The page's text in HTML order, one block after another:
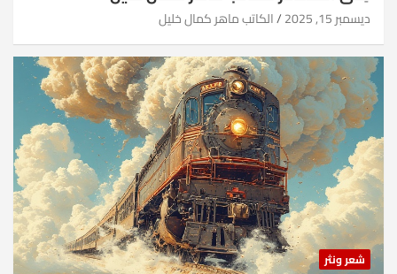
ديسمبر 15, 2025 الكاتب ماهر كمال خليل
شعر ونثر